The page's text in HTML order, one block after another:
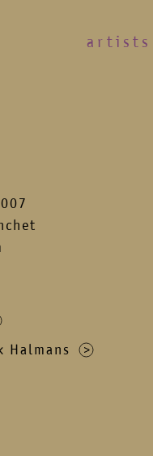
artists
Halmans